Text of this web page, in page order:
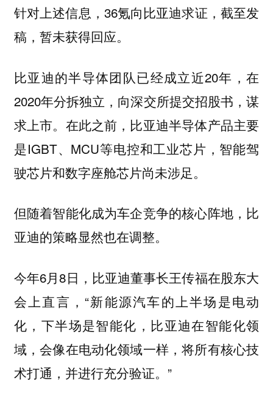
针对上述信息，36氪向比亚迪求证，截至发
稿，暂未获得回应。
比亚迪的半导体团队已经成立近20年，在
2020年分拆独立，向深交所提交招股书，谋
求上市。在此之前，比亚迪半导体产品主要
是IGBT、MCU等电控和工业芯片，智能驾
驶芯片和数字座舱芯片尚未涉足。
但随着智能化成为车企竞争的核心阵地，比
亚迪的策略显然也在调整。
今年6月8日，比亚迪董事长王传福在股东大
会上直言，“新能源汽车的上半场是电动
化，下半场是智能化，比亚迪在智能化领
域，会像在电动化领域一样，将所有核心技
术打通，并进行充分验证。”